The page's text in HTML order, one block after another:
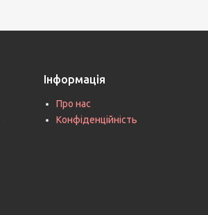
Інформація
Про нас
Конфіденційність